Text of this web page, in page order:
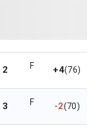
2 F +4(76)
3 F -2(70)